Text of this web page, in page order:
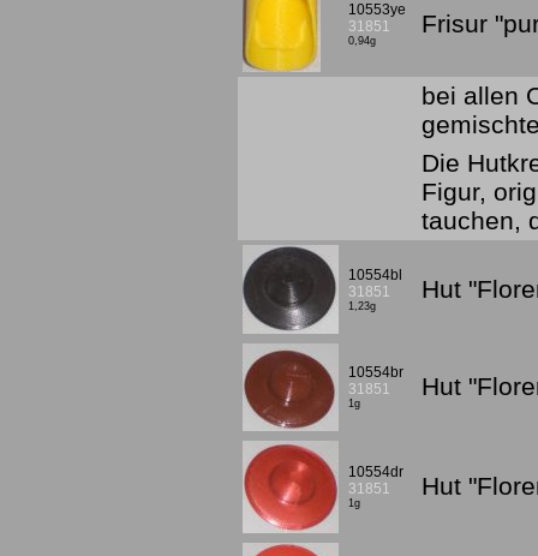
10553ye
31851
0,94g
Frisur
bei allen
Die
Figur,
tauchen,
10554bl
31851
1,23g
Hut
10554br
31851
1g
Hut
10554dr
31851
1g
Hut